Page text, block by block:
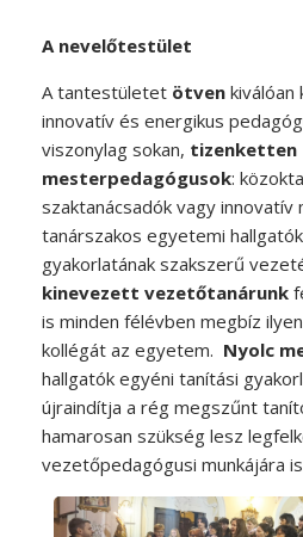
A nevelőtestület
A tantestületet ötven
innovatív és energikus
viszonylag sokan, tizenketten
mesterpedagógusok:
szaktanácsadók vagy innovatív
tanárszakos egyetemi
gyakorlatának szakszerű
kinevezett vezetőtanárunk
is minden félévben megbíz
kollégát az egyetem. Nyolc
hallgatók egyéni tanítási
újraindítja a rég megszűnt
hamarosan szükség lesz
vezetőpedagógusi munkájára